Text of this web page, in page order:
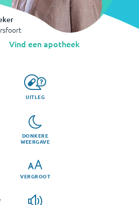
Vind een apotheek
UITLEG
DONKERE
WEERGAVE
VERGROOT